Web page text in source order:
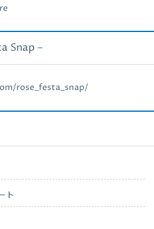
Snap –
rose_festa_snap/
ト